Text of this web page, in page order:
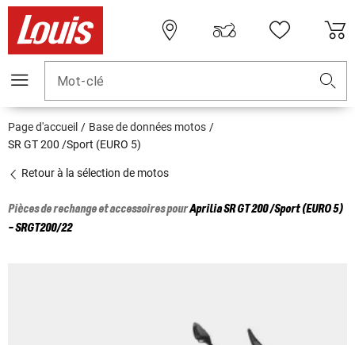
Mot-clé
Page d'accueil
Base de données motos
SR GT 200 /Sport (EURO 5)
Retour à la sélection de motos
Pièces de rechange et accessoires pourApriliaSR GT 200 /Sport (EURO 5)
- SRGT200/22